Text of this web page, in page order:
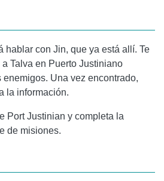
hablar con Jin, que ya está allí. Te
Talva en Puerto Justiniano
Una vez encontrado,
la información.
Port Justinian y completa la
de misiones.